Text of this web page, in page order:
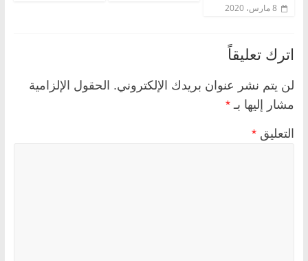
8 مارس، 2020
اترك تعليقاً
لن يتم نشر عنوان بريدك الإلكتروني. الحقول الإلزامية
مشار إليها بـ *
التعليق *